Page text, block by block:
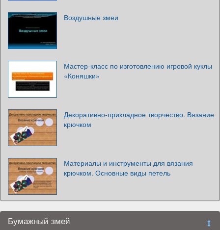
Воздушные змеи
Мастер-класс по изготовлению игровой куклы
«Коняшки»
Декоративно-прикладное творчество. Вязание
крючком
Материалы и инструменты для вязания
крючком. Основные виды петель
Бумажный змей